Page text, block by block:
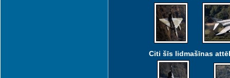
Citi šīs lidmašīnas